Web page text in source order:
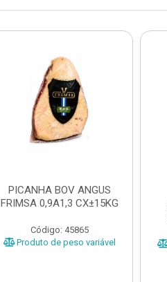
PICANHA BOV ANGUS
FRIMSA 0,9A1,3 CX±15KG
Código: 45865
Produto de peso variável